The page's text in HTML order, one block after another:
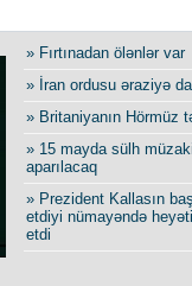
» Fırtınadan ölənlər var
» İran ordusu əraziyə
» Britaniyanın Hörmüz
» 15 mayda sülh
aparılacaq
» Prezident Kallasın
etdiyi nümayəndə
etdi